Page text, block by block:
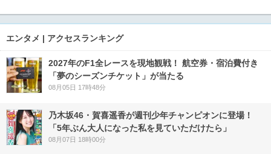
エンタメ | アクセスランキング
2027年のF1全レースを現地観戦！ 航空券・宿泊費付き
「夢のシーズンチケット」が当たる
08月05日 17時48分
乃木坂46・賀喜遥香が週刊少年チャンピオンに登場！
「5年ぶん大人になった私を見ていただけたら」
08月07日 18時00分